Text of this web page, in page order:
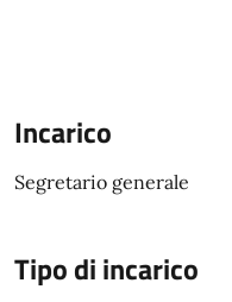
Incarico
Segretario generale
Tipo di incarico